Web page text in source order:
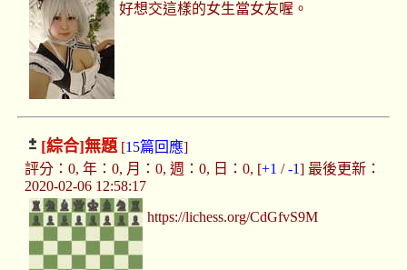
好想交這樣的女生當女友喔。
[綜合]無題[15篇回應]
評分：0, 年：0, 月：0, 週：0, 日：0, [+1 /-1] 最後更新：
2020-02-06 12:58:17
https://lichess.org/CdGfvS9M